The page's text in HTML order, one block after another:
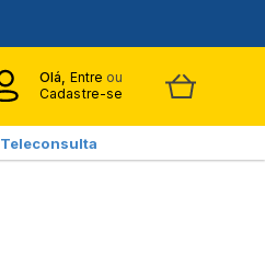
Olá, Entre ou
Cadastre-se
Teleconsulta